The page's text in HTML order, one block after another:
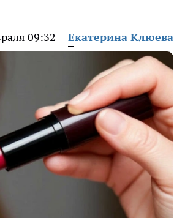
09:32 Екатерина Клюева